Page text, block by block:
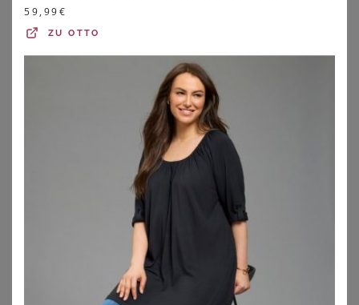
Lass Dich beraten:
Blusen-Arten
Tipps für mollige Frauen
Blusen für jeden Anlass
Sommerblusen
59,99€
ZUOTTO